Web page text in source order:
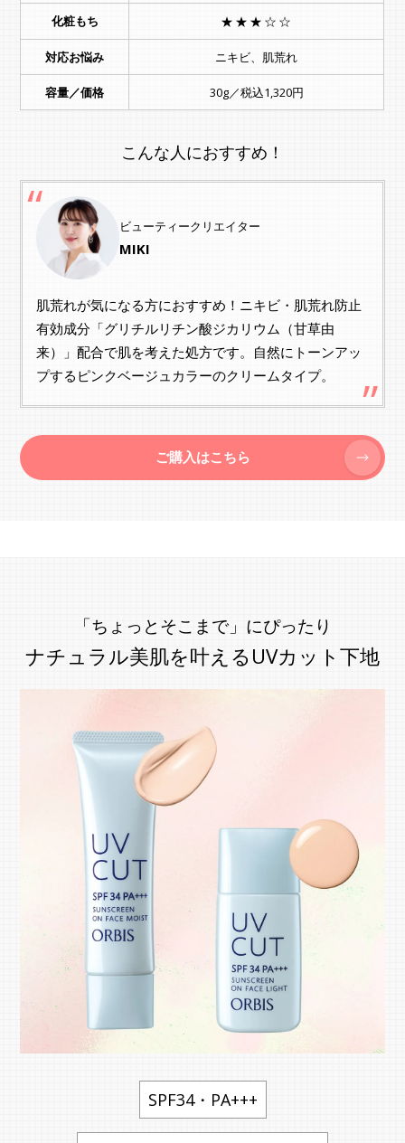
化粧もち ★★★☆☆
対応お悩み ニキビ、肌荒れ
容量／価格 30g／税込1,320円
こんな人におすすめ！
ビューティークリエイター
MIKI
肌荒れが気になる方におすすめ！ニキビ・肌荒れ防止
有効成分「グリチルリチン酸ジカリウム（甘草由
来）」配合で肌を考えた処方です。自然にトーンアッ
プするピンクベージュカラーのクリームタイプ。
ご購入はこちら
「ちょっとそこまで」にぴったり
ナチュラル美肌を叶えるUVカット下地
SPF34・PA+++